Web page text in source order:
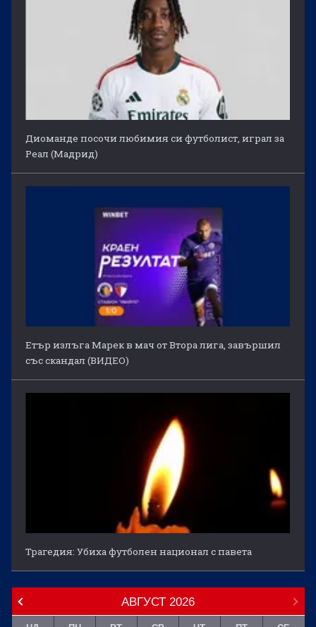
Диоманде посочи любимия си футболист, играл за
Реал (Мадрид)
Етър излъга Марек в мач от Втора лига, завършил
със скандал (ВИДЕО)
Трагедия: Убиха футболен национал с павета
АВГУСТ 2026